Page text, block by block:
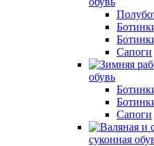
Сапоги
обувь
Сапоги
суконная